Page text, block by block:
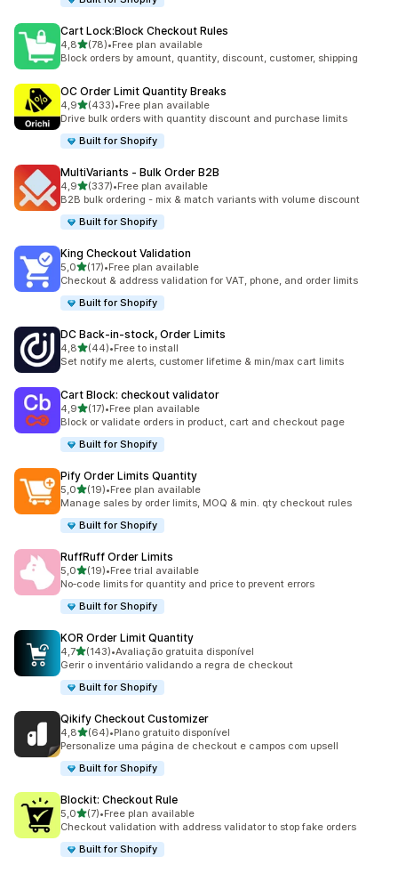
Cart Lock:Block Checkout Rules
4,8de 5 estrelas
(78)
78 total de avaliações
•Free plan available
Block orders by amount, quantity, discount, customer, shipping
OC Order Limit Quantity Breaks
4,9de 5 estrelas
(433)
433 total de avaliações
•Free plan available
Drive bulk orders with quantity discount and purchase limits
Built for Shopify
MultiVariants ‑ Bulk Order B2B
4,9de 5 estrelas
(337)
337 total de avaliações
•Free plan available
B2B bulk ordering - mix & match variants with volume discount
Built for Shopify
King Checkout Validation
5,0de 5 estrelas
(17)
17 total de avaliações
•Free plan available
Checkout & address validation for VAT, phone, and order limits
Built for Shopify
DC Back‑in‑stock, Order Limits
4,8de 5 estrelas
(44)
44 total de avaliações
•Free to install
Set notify me alerts, customer lifetime & min/max cart limits
Cart Block: checkout validator
4,9de 5 estrelas
(17)
17 total de avaliações
•Free plan available
Block or validate orders in product, cart and checkout page
Built for Shopify
Pify Order Limits Quantity
5,0de 5 estrelas
(19)
19 total de avaliações
•Free plan available
Manage sales by order limits, MOQ & min. qty checkout rules
Built for Shopify
RuffRuff Order Limits
5,0de 5 estrelas
(19)
19 total de avaliações
•Free trial available
No‑code limits for quantity and price to prevent errors
Built for Shopify
KOR Order Limit Quantity
4,7de 5 estrelas
(143)
143 total de avaliações
•Avaliação gratuita disponível
Gerir o inventário validando a regra de checkout
Built for Shopify
Qikify Checkout Customizer
4,8de 5 estrelas
(64)
64 total de avaliações
•Plano gratuito disponível
Personalize uma página de checkout e campos com upsell
Built for Shopify
Blockit: Checkout Rule
5,0de 5 estrelas
(7)
7 total de avaliações
•Free plan available
Checkout validation with address validator to stop fake orders
Built for Shopify